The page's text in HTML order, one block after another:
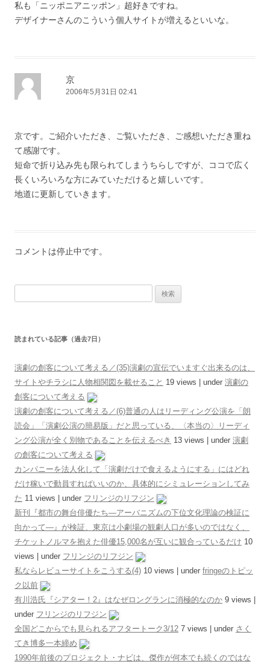
私も「ニッポニアニッポン」超好きですね。
デザイナーさんのこういう個人サイトが増えるといいな。
京
2006年5月31日 02:41
京です。ご紹介いただき、ご覧いただき、ご感想いただき重ね
て感謝です。
短命で折り込み先も限られてしまうちらしですが、ココで広く
長くいろいろな方にみていただけると嬉しいです。
地道に更新していきます。
コメントは停止中です。
読まれている記事（過去7日）
演劇の創客について考える／(35)演劇の宣伝でいますぐ出来るのは、
サイトやチラシに人物相関図を載せること 19 views under 演劇の
創客について考える
演劇の創客について考える／(6)普通の人はリーディング公演を「朗
読会」「演劇公演の簡易版」だと思っている、〈本当の〉リーディ
ング公演が全く別物であることを伝えるべき 13 views under 演劇
の創客について考える
カンパニーを法人化して「演劇だけで食えるようにする」にはどれ
だけ稼いで動員すればいいのか、具体的にシミュレーションしてみ
た 11 views under フリンジのリフジン
新刊『都市の舞台俳優たち―アーバニズムの下位文化理論の検証に
向かって―』が検証、東京は小劇場の観劇人口が多いのではなく、
チケットノルマを抱えた俳優15,000名が互いに観合っているだけ 10
views
under フリンジのリフジン
私ならレビューサイトをこうする(4) 10 views under fringeのトピッ
ク以前
有川浩氏『シアター！2』はなぜロングランに消極的なのか 9 views
under フリンジのリフジン
全国どこからでも見られるアフタートーク3/12 7 views under さく
てき博多一本締め
1990年前後のプロジェクト・ナビは、傑作が何本でも続くのではな